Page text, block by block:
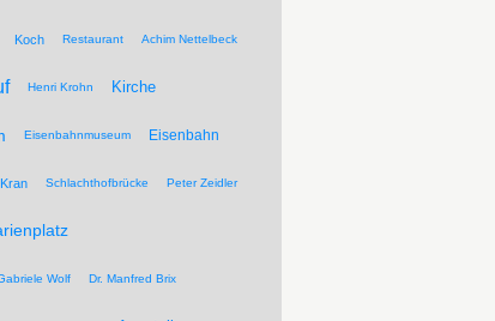
Koch Restaurant Achim Nettelbeck
Henri Krohn Kirche
Eisenbahnmuseum Eisenbahn
Kran Schlachthofbrücke Peter Zeidler
Wolf Dr. Manfred Brix